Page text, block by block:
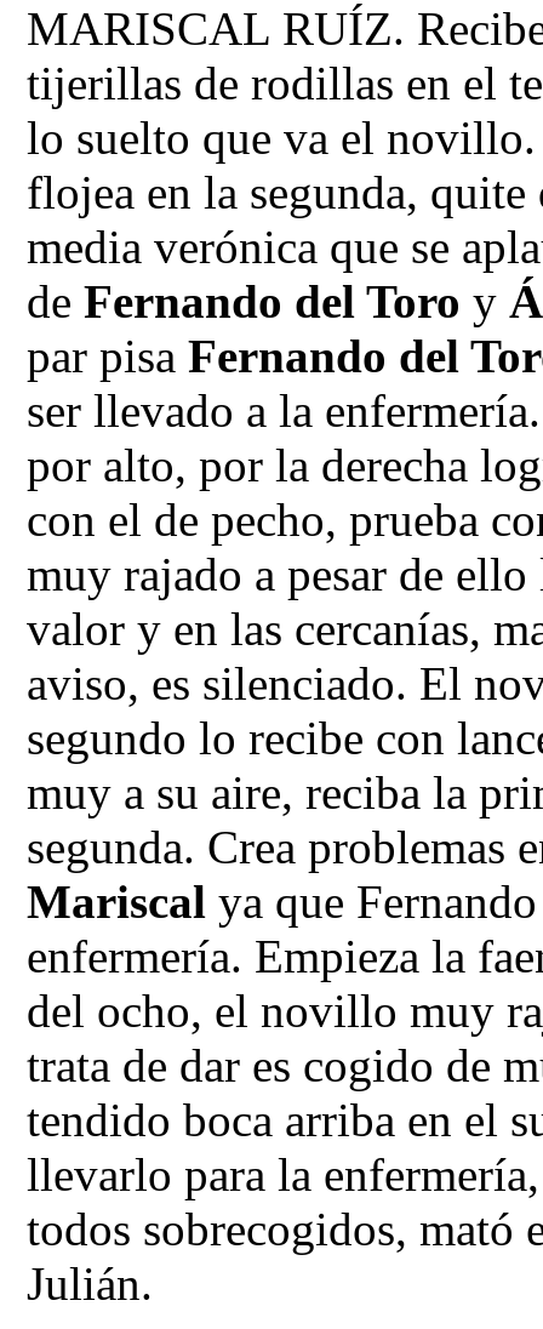
MARISCAL RUÍZ.
tijerillas de rodillas en el
lo suelto que va el
flojea en la segunda,
media verónica que se
deFernando del Toro y
par pisaFernando del
ser llevado a la
por alto, por la derecha
con el de pecho, prueba
muy rajado a pesar de
valor y en las cercanías,
aviso, es silenciado. El
segundo lo recibe con
muy a su aire, reciba la
segunda. Crea problemas
Mariscal ya que
enfermería. Empieza la
del ocho, el novillo muy
trata de dar es cogido de
tendido boca arriba en el
llevarlo para la
todos sobrecogidos,
Julián.